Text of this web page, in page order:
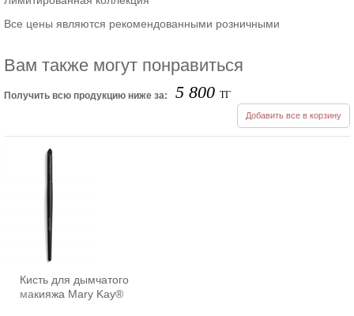
Все цены являются рекомендованными розничными
Вам также могут понравиться
Получить всю продукцию ниже за: 5 800 ТГ
Добавить все в корзину
Кисть для дымчатого
макияжа Mary Kay®